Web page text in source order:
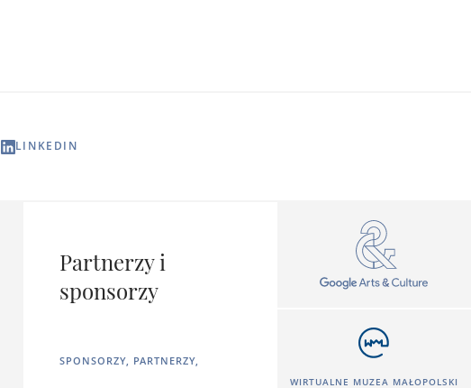
LINKEDIN
Partnerzy i
sponsorzy
SPONSORZY, PARTNERZY,
WIRTUALNE MUZEA MAŁOPOLSKI